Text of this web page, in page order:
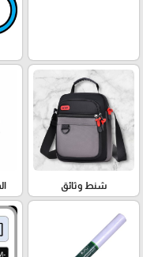
شنط وثائق